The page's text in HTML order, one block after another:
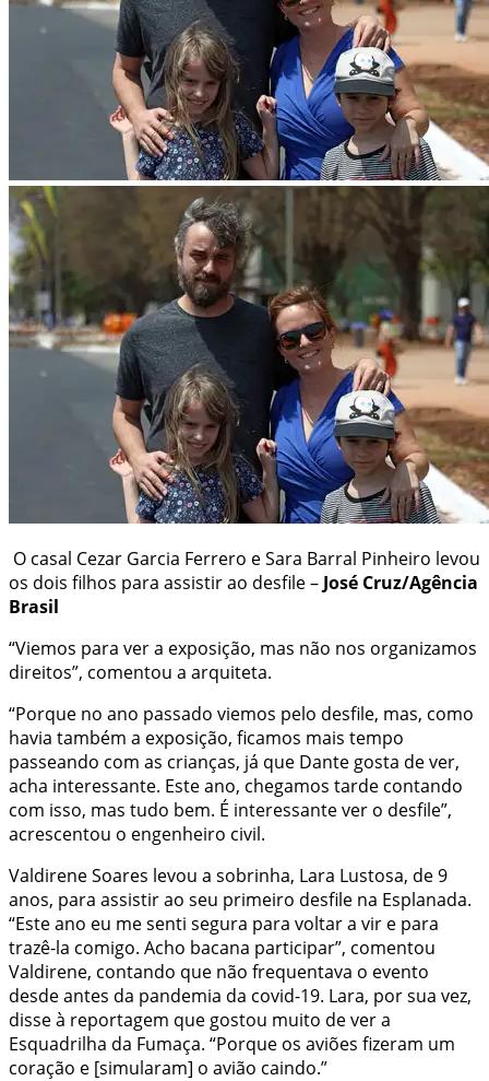
O casal Cezar Garcia Ferrero e Sara Barral Pinheiro levou
os dois filhos para assistir ao desfile – José Cruz/Agência
Brasil
“Viemos para ver a exposição, mas não nos organizamos
direitos”, comentou a arquiteta.
“Porque no ano passado viemos pelo desfile, mas, como
havia também a exposição, ficamos mais tempo
passeando com as crianças, já que Dante gosta de ver,
acha interessante. Este ano, chegamos tarde contando
com isso, mas tudo bem. É interessante ver o desfile”,
acrescentou o engenheiro civil.
Valdirene Soares levou a sobrinha, Lara Lustosa, de 9
anos, para assistir ao seu primeiro desfile na Esplanada.
“Este ano eu me senti segura para voltar a vir e para
trazê-la comigo. Acho bacana participar”, comentou
Valdirene, contando que não frequentava o evento
desde antes da pandemia da covid-19. Lara, por sua vez,
disse à reportagem que gostou muito de ver a
Esquadrilha da Fumaça. “Porque os aviões fizeram um
coração e [simularam] o avião caindo.”